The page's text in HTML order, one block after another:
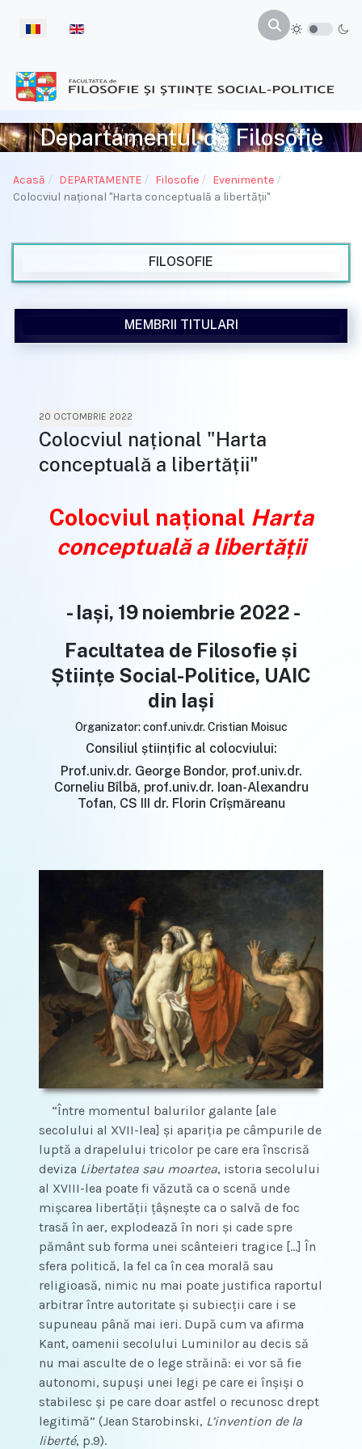
Selectați limba dvs
Departamentul de Filosofie
Acasă DEPARTAMENTE Filosofie
Evenimente
Colocviul național "Harta conceptuală a libertății"
20 OCTOMBRIE 2022
Colocviul național "Harta
conceptuală a libertății"
Colocviul național Harta
conceptuală a libertății
- Iași, 19 noiembrie 2022 -
Facultatea de Filosofie și
Științe Social-Politice, UAIC
din Iași
Organizator: conf.univ.dr. Cristian Moisuc
Consiliul științific al colocviului:
Prof.univ.dr. George Bondor, prof.univ.dr.
Corneliu Bîlbă, prof.univ.dr. Ioan-Alexandru
Tofan, CS III dr. Florin Crîșmăreanu
“Între momentul balurilor galante [ale
secolului al XVII-lea] și apariția pe câmpurile de
luptă a drapelului tricolor pe care era înscrisă
deviza Libertatea sau moartea, istoria secolului
al XVIII-lea poate fi văzută ca o scenă unde
mișcarea libertății țâșnește ca o salvă de foc
trasă în aer, explodează în nori și cade spre
pământ sub forma unei scânteieri tragice […] În
sfera politică, la fel ca în cea morală sau
religioasă, nimic nu mai poate justifica raportul
arbitrar între autoritate și subiecții care i se
supuneau până mai ieri. După cum va afirma
Kant, oamenii secolului Luminilor au decis să
nu mai asculte de o lege străină: ei vor să fie
autonomi, supuși unei legi pe care ei înșiși o
stabilesc și pe care doar astfel o recunosc drept
legitimă” (Jean Starobinski, L’invention de la
liberté, p.9).
FILOSOFIE
MEMBRII TITULARI